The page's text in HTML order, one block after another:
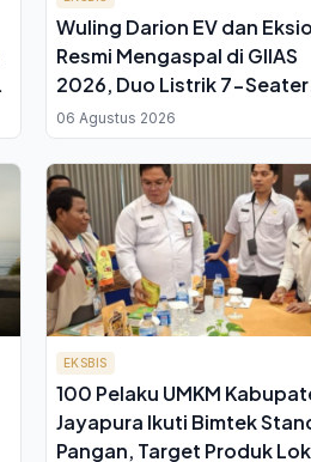
Wuling Darion EV dan
Resmi Mengaspal di GIIAS
2026, Duo Listrik 7-Seater
untuk Keluarga
06 Agustus 2026
EKSBIS
100 Pelaku UMKM
Jayapura Ikuti Bimtek
Pangan, Target Produk